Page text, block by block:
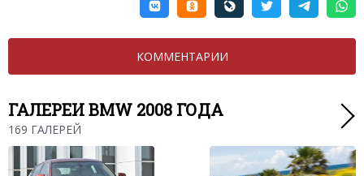
КОММЕНТАРИИ
ГАЛЕРЕИ BMW 2008 ГОДА
169 ГАЛЕРЕЙ